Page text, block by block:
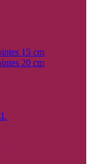
15 cm
20 cm